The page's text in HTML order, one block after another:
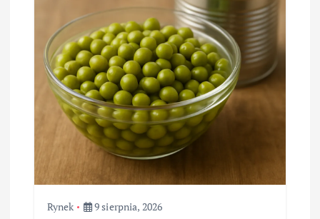
Rynek 9 sierpnia, 2026